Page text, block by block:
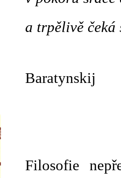
a trpělivě čeká
Baratynskij
Filosofie